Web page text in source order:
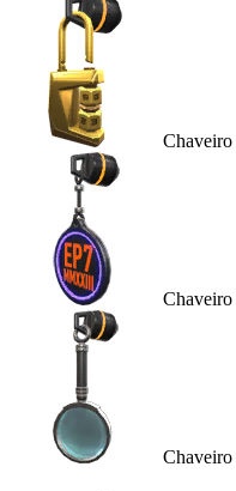
Chaveiro
Chaveiro